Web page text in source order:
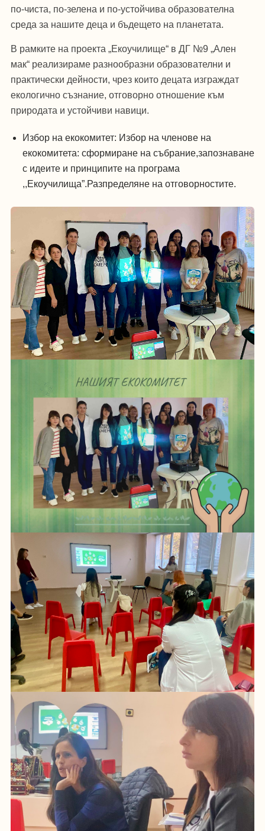
по-чиста, по-зелена и по-устойчива образователна
среда за нашите деца и бъдещето на планетата.
В рамките на проекта „Екоучилище“ в ДГ №9 „Ален
мак“ реализираме разнообразни образователни и
практически дейности, чрез които децата изграждат
екологично съзнание, отговорно отношение към
природата и устойчиви навици.
Избор на екокомитет: Избор на членове на
екокомитета: сформиране на събрание,запознаване
с идеите и принципите на програма
,,Екоучилища”.Разпределяне на отговорностите.